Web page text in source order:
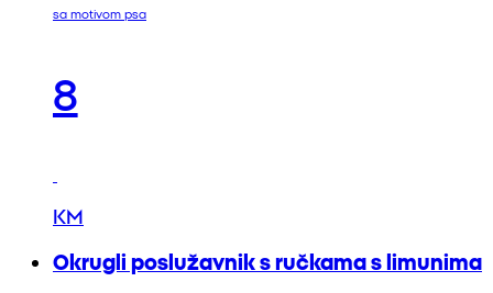
sa motivom psa
8
KM
Okrugli poslužavnik s ručkama s limunima